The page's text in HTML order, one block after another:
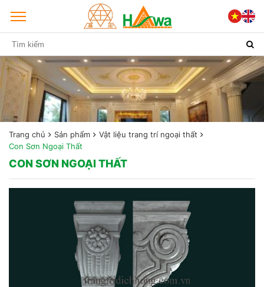
Trang chủ Sản phẩm
Vật liệu trang trí ngoại thất
Con Sơn Ngoại Thất
CON SƠN NGOẠI THẤT